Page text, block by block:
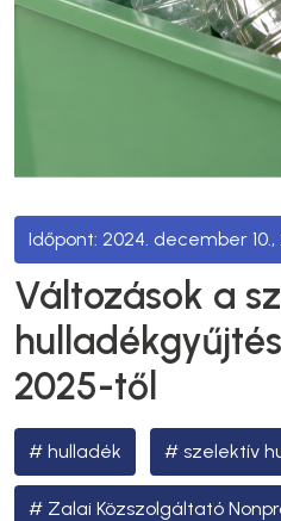
2024. december 10.,
Változások a
2025-től
hulladék szelektív
Zalai Közszolgáltató